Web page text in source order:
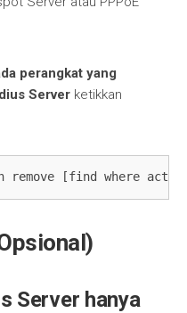
perangkat yang
Server ketikkan
remove [find where
Server hanya